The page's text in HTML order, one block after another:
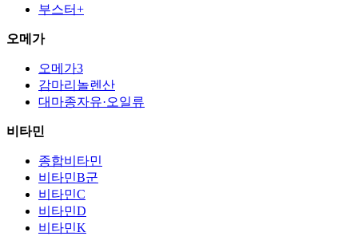
부스터+
오메가
오메가3
감마리놀렌산
대마종자유·오일류
비타민
종합비타민
비타민B군
비타민C
비타민D
비타민K